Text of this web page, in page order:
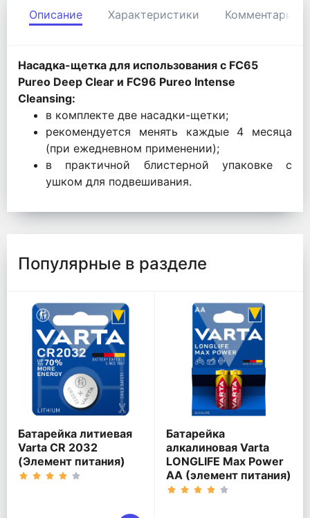
Описание Характеристики Комментарии
Насадка-щетка для использования с FC65
Pureo Deep Clear и FC96 Pureo Intense
Cleansing:
в комплекте две насадки-щетки;
рекомендуется менять каждые 4 месяца
(при ежедневном применении);
в практичной блистерной упаковке с
ушком для подвешивания.
Популярные в разделе
Батарейка литиевая
Varta CR 2032
(Элемент питания)
Батарейка
алкалиновая Varta
LONGLIFE Max Power
AA (элемент питания)